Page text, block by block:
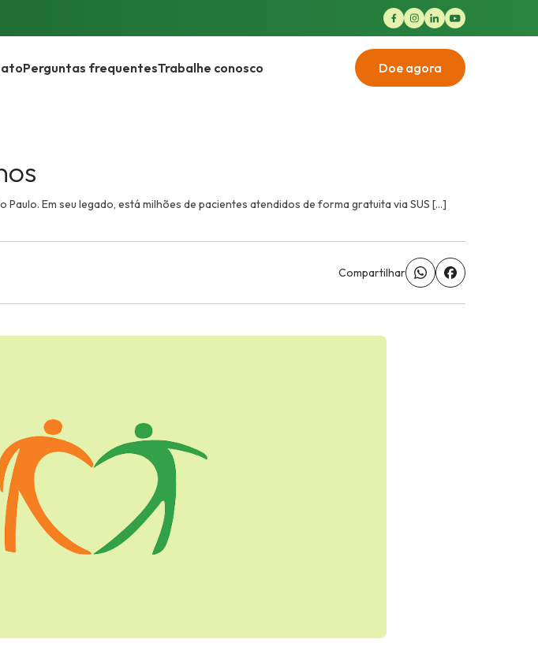
Perguntas frequentesTrabalhe conosco Doe agora
Em seu legado, está milhões de pacientes atendidos de forma gratuita via SUS [...]
Compartilhar